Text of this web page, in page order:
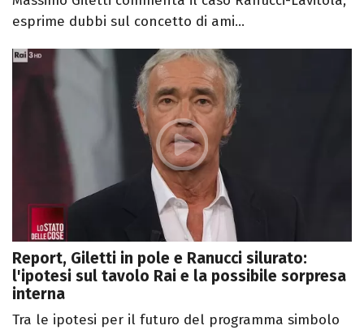
esprime dubbi sul concetto di ami...
Report, Giletti in pole e Ranucci silurato:
l'ipotesi sul tavolo Rai e la possibile sorpresa
interna
Tra le ipotesi per il futuro del programma simbolo